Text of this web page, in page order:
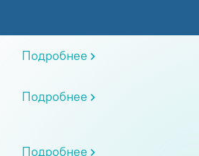
Подробнее
Подробнее
Подробнее